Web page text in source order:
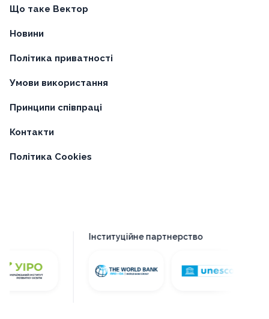
Що таке Вектор
Новини
Політика приватності
Умови використання
Принципи співпраці
Контакти
Політика Cookies
Інституційне партнерство